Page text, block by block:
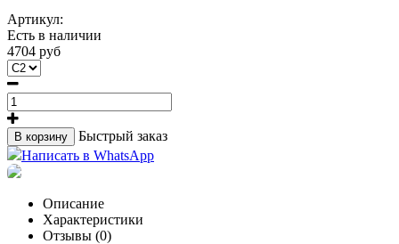
Артикул:
Есть в наличии
4704 руб
В корзину
Быстрый заказ
Написать в WhatsApp
Описание
Характеристики
Отзывы (0)